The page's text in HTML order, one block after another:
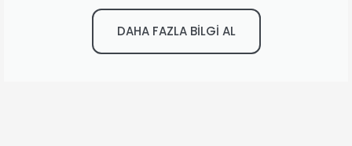
DAHA FAZLA BİLGİ AL